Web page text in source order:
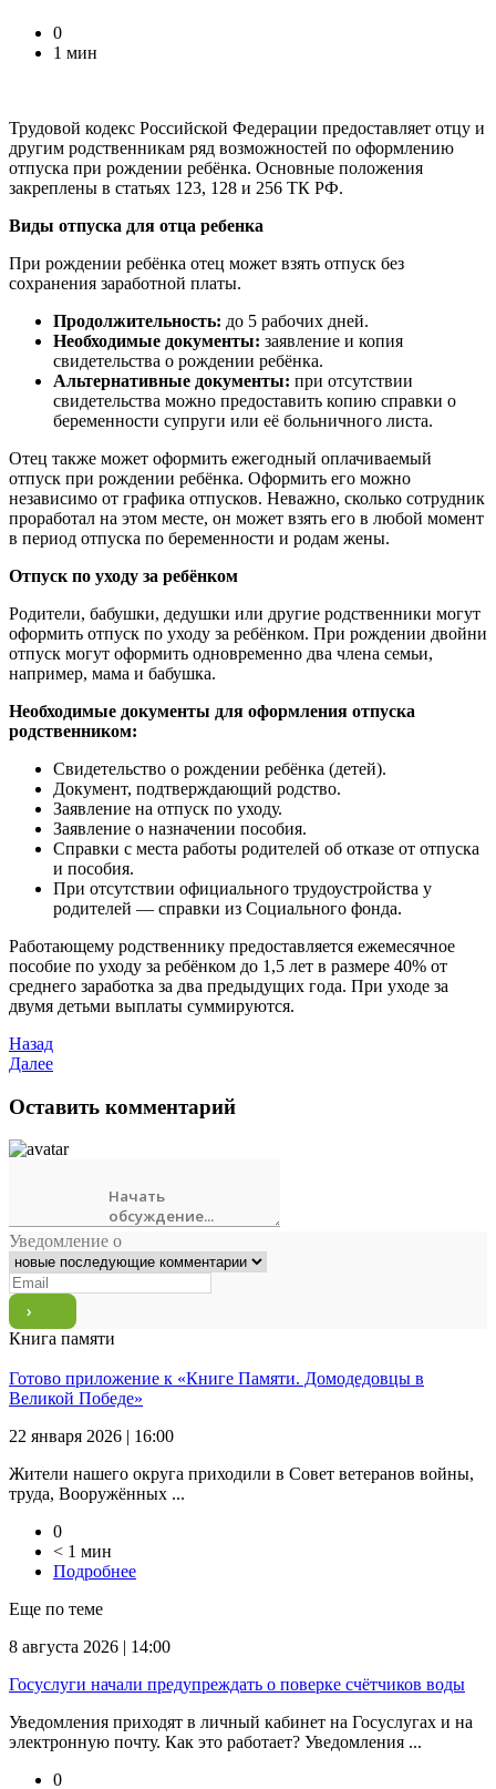
0
1 мин
Трудовой кодекс Российской Федерации предоставляет отцу и
другим родственникам ряд возможностей по оформлению
отпуска при рождении ребёнка. Основные положения
закреплены в статьях 123, 128 и 256 ТК РФ.
Виды отпуска для отца ребенка
При рождении ребёнка отец может взять отпуск без
сохранения заработной платы.
Продолжительность: до 5 рабочих дней.
Необходимые документы: заявление и копия
свидетельства о рождении ребёнка.
Альтернативные документы: при отсутствии
свидетельства можно предоставить копию справки о
беременности супруги или её больничного листа.
Отец также может оформить ежегодный оплачиваемый
отпуск при рождении ребёнка. Оформить его можно
независимо от графика отпусков. Неважно, сколько сотрудник
проработал на этом месте, он может взять его в любой момент
в период отпуска по беременности и родам жены.
Отпуск по уходу за ребёнком
Родители, бабушки, дедушки или другие родственники могут
оформить отпуск по уходу за ребёнком. При рождении двойни
отпуск могут оформить одновременно два члена семьи,
например, мама и бабушка.
Необходимые документы для оформления отпуска
родственником:
Свидетельство о рождении ребёнка (детей).
Документ, подтверждающий родство.
Заявление на отпуск по уходу.
Заявление о назначении пособия.
Справки с места работы родителей об отказе от отпуска
и пособия.
При отсутствии официального трудоустройства у
родителей — справки из Социального фонда.
Работающему родственнику предоставляется ежемесячное
пособие по уходу за ребёнком до 1,5 лет в размере 40% от
среднего заработка за два предыдущих года. При уходе за
двумя детьми выплаты суммируются.
Назад
Далее
Оставить комментарий
Уведомление о
Книга памяти
Готово приложение к «Книге Памяти. Домодедовцы в
Великой Победе»
22 января 2026 | 16:00
Жители нашего округа приходили в Совет ветеранов войны,
труда, Вооружённых ...
0
< 1 мин
Подробнее
Еще по теме
8 августа 2026 | 14:00
Госуслуги начали предупреждать о поверке счётчиков воды
Уведомления приходят в личный кабинет на Госуслугах и на
электронную почту. Как это работает? Уведомления ...
0